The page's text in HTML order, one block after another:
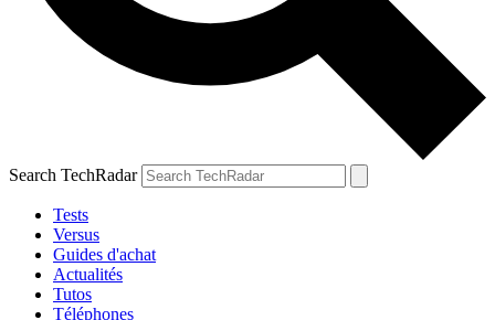
Search TechRadar
Tests
Versus
Guides d'achat
Actualités
Tutos
Téléphones